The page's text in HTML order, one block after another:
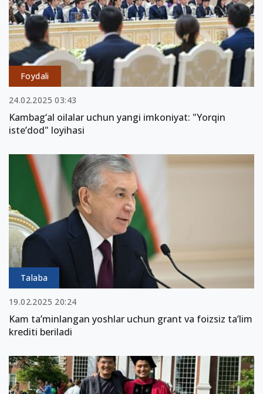
Foydali
24.02.2025 03:43
Kambag‘al oilalar uchun yangi imkoniyat: "Yorqin
iste’dod" loyihasi
Talaba
19.02.2025 20:24
Kam ta’minlangan yoshlar uchun grant va foizsiz ta’lim
krediti beriladi